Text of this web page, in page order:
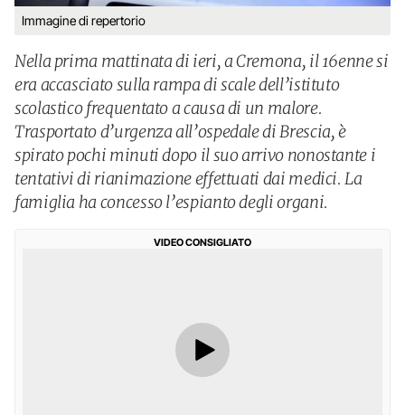
Immagine di repertorio
Nella prima mattinata di ieri, a Cremona, il 16enne si
era accasciato sulla rampa di scale dell’istituto
scolastico frequentato a causa di un malore.
Trasportato d’urgenza all’ospedale di Brescia, è
spirato pochi minuti dopo il suo arrivo nonostante i
tentativi di rianimazione effettuati dai medici. La
famiglia ha concesso l’espianto degli organi.
VIDEO CONSIGLIATO